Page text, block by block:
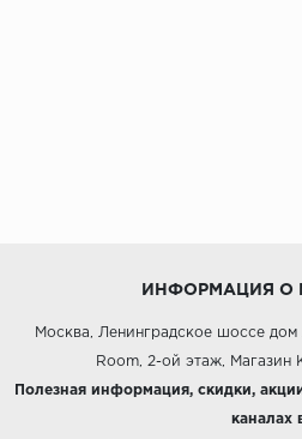
ИНФОРМАЦИЯ О
Москва, Ленинградское шоссе
Room, 2-ой этаж, Магазин
Полезная информация, скидки,
каналах